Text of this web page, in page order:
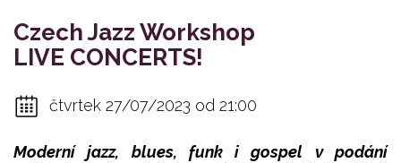
Czech Jazz Workshop
LIVE CONCERTS!
čtvrtek 27/07/2023 od 21:00
Moderní jazz, blues, funk i gospel v podání